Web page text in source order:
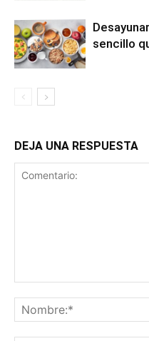
sencillo
DEJA UNA RESPUESTA